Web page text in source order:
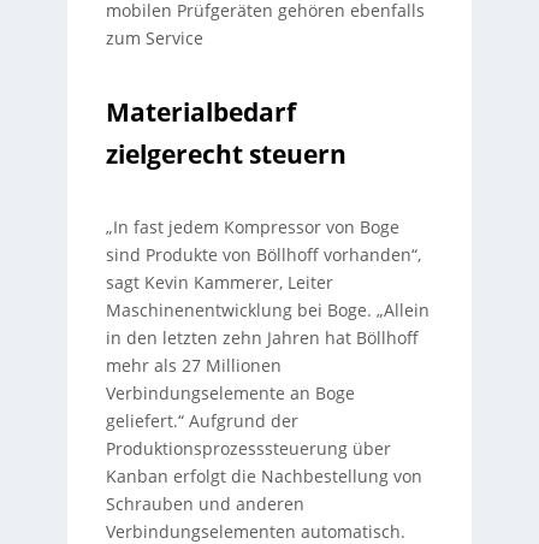
mobilen Prüfgeräten gehören ebenfalls
zum Service
Materialbedarf
zielgerecht steuern
„In fast jedem Kompressor von Boge
sind Produkte von Böllhoff vorhanden“,
sagt Kevin Kammerer, Leiter
Maschinenentwicklung bei Boge. „Allein
in den letzten zehn Jahren hat Böllhoff
mehr als 27 Millionen
Verbindungselemente an Boge
geliefert.“ Aufgrund der
Produktionsprozesssteuerung über
Kanban erfolgt die Nachbestellung von
Schrauben und anderen
Verbindungselementen automatisch.